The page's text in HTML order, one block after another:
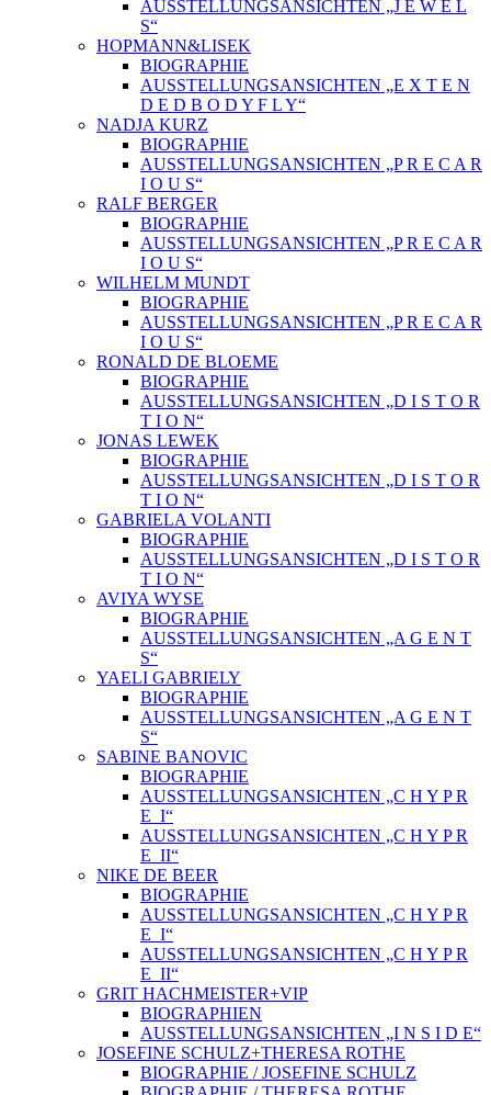
AUSSTELLUNGSANSICHTEN „J E W E L
S“
HOPMANN&LISEK
BIOGRAPHIE
AUSSTELLUNGSANSICHTEN „E X T E N
D E D B O D Y F L Y“
NADJA KURZ
BIOGRAPHIE
AUSSTELLUNGSANSICHTEN „P R E C A R
I O U S“
RALF BERGER
BIOGRAPHIE
AUSSTELLUNGSANSICHTEN „P R E C A R
I O U S“
WILHELM MUNDT
BIOGRAPHIE
AUSSTELLUNGSANSICHTEN „P R E C A R
I O U S“
RONALD DE BLOEME
BIOGRAPHIE
AUSSTELLUNGSANSICHTEN „D I S T O R
T I O N“
JONAS LEWEK
BIOGRAPHIE
AUSSTELLUNGSANSICHTEN „D I S T O R
T I O N“
GABRIELA VOLANTI
BIOGRAPHIE
AUSSTELLUNGSANSICHTEN „D I S T O R
T I O N“
AVIYA WYSE
BIOGRAPHIE
AUSSTELLUNGSANSICHTEN „A G E N T
S“
YAELI GABRIELY
BIOGRAPHIE
AUSSTELLUNGSANSICHTEN „A G E N T
S“
SABINE BANOVIC
BIOGRAPHIE
AUSSTELLUNGSANSICHTEN „C H Y P R
E_I“
AUSSTELLUNGSANSICHTEN „C H Y P R
E_II“
NIKE DE BEER
BIOGRAPHIE
AUSSTELLUNGSANSICHTEN „C H Y P R
E_I“
AUSSTELLUNGSANSICHTEN „C H Y P R
E_II“
GRIT HACHMEISTER+VIP
BIOGRAPHIEN
AUSSTELLUNGSANSICHTEN „I N S I D E“
JOSEFINE SCHULZ+THERESA ROTHE
BIOGRAPHIE / JOSEFINE SCHULZ